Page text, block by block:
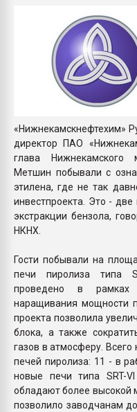
«Нижнекамскнефтехим»
директор ПАО
глава Нижнекамского
Метшин побывали с
этилена, где не так
инвестпроекта. Это -
экстракции бензола,
НКНХ.
Гости побывали на
печи пиролиза типа
проведено в рамках
наращивания мощности
проекта позволила
блока, а также
газов в атмосферу. Всего
печей пиролиза: 11 - в
новые печи типа SRT-
обладают более высокой
позволило заводчанам